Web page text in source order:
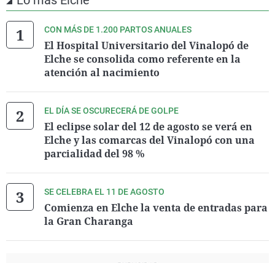
CON MÁS DE 1.200 PARTOS ANUALES
El Hospital Universitario del Vinalopó de
Elche se consolida como referente en la
atención al nacimiento
EL DÍA SE OSCURECERÁ DE GOLPE
El eclipse solar del 12 de agosto se verá en
Elche y las comarcas del Vinalopó con una
parcialidad del 98 %
SE CELEBRA EL 11 DE AGOSTO
Comienza en Elche la venta de entradas para
la Gran Charanga